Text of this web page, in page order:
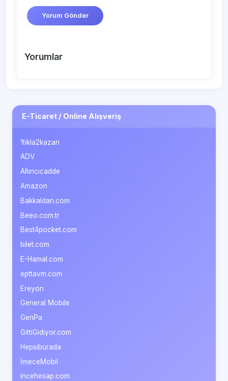
Yorum Gönder
Yorumlar
E-Ticaret / Online Alışveriş
1tikla2kazan
ADV
Altıncıcadde
Amazon
Bakkaldan.com
Beeo.com.tr
Best4pocket.com
bilet.com
E-Hamal.com
epttavm.com
Ereyon
General Mobile
GenPa
GittiGidiyor.com
Hepsiburada
İmeceMobil
incehesap.com